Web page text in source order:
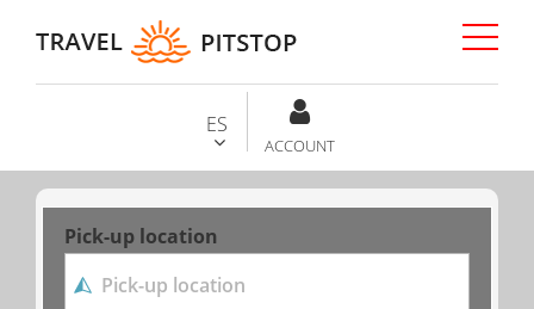
ES
ACCOUNT
Pick-up location